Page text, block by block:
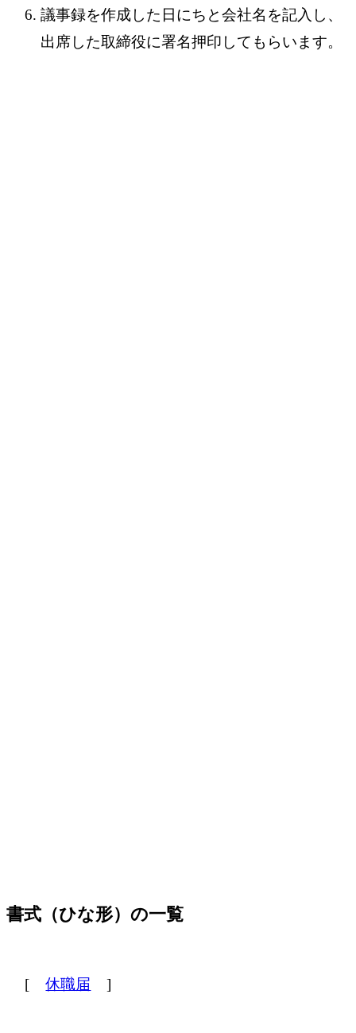
議事録を作成した日にちと会社名を記入し、
出席した取締役に署名押印してもらいます。
書式（ひな形）の一覧
[ 休職届 ]